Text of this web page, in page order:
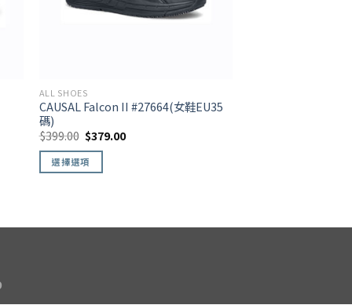
ALL SHOES
CAUSAL Falcon II #27664(女鞋EU35
碼)
$399.00 $379.00
選擇選項